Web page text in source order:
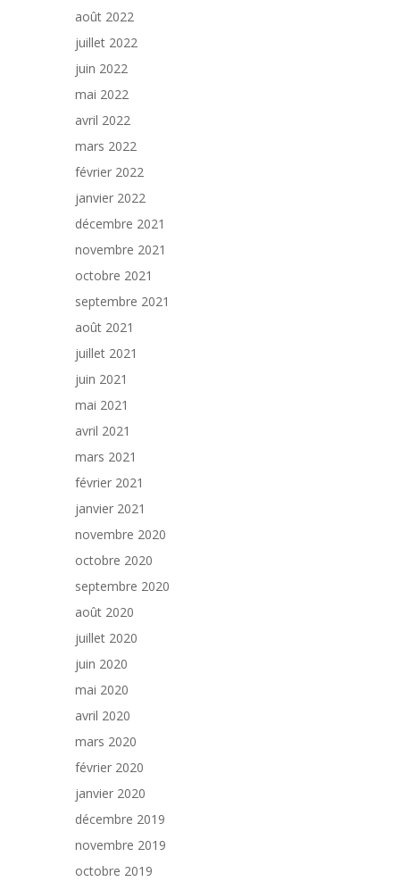
août 2022
juillet 2022
juin 2022
mai 2022
avril 2022
mars 2022
février 2022
janvier 2022
décembre 2021
novembre 2021
octobre 2021
septembre 2021
août 2021
juillet 2021
juin 2021
mai 2021
avril 2021
mars 2021
février 2021
janvier 2021
novembre 2020
octobre 2020
septembre 2020
août 2020
juillet 2020
juin 2020
mai 2020
avril 2020
mars 2020
février 2020
janvier 2020
décembre 2019
novembre 2019
octobre 2019